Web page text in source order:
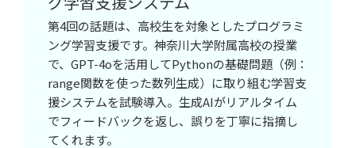
第4回の話題は、高校生を対象としたプログラミ
ング学習支援です。神奈川大学附属高校の授業
で、GPT-4oを活用してPythonの基礎問題（例：
range関数を使った数列生成）に取り組む学習支
援システムを試験導入。生成AIがリアルタイム
でフィードバックを返し、誤りを丁寧に指摘し
てくれます。